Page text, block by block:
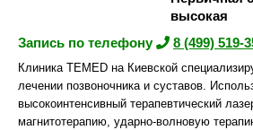
высокая
Запись по телефону
8 (499) 519-
Клиника TEMED на Киевской
лечении позвоночника и суставов.
высокоинтенсивный терапевтический
магнитотерапию, ударно-волновую